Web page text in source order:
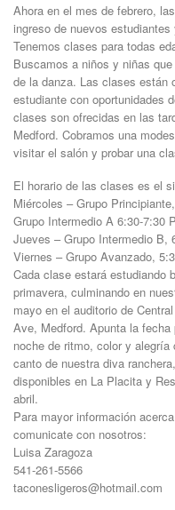
Ahora en el mes de febrero,
ingreso de nuevos
Tenemos clases para todas
Buscamos a niños y niñas
de la danza. Las clases están
estudiante con oportunidades
clases son ofrecidas en las
Medford. Cobramos una
visitar el salón y probar una
El horario de las clases es el
Miércoles – Grupo
Grupo Intermedio A 6:30-7:30
Jueves – Grupo Intermedio B,
Viernes – Grupo Avanzado,
Cada clase estará estudiando
primavera, culminando en
mayo en el auditorio de
Ave, Medford. Apunta la
noche de ritmo, color y
canto de nuestra diva
disponibles en La Placita y
abril.
Para mayor información
comunicate con nosotros:
Luisa Zaragoza
541-261-5566
taconesligeros@hotmail.com